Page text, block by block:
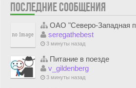
ПОСЛЕДНИЕ СООБЩЕНИЯ
ОАО "Северо-Западная
seregathebest
3 минуты назад
Питание в поезде
v_gildenberg
3 минуты назад